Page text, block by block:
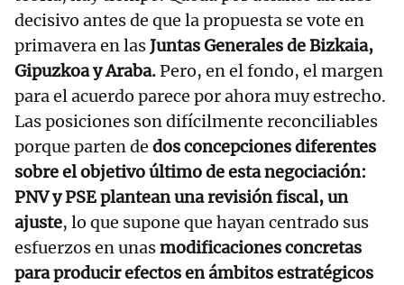
decisivo antes de que la propuesta se vote en
primavera en lasJuntas Generales de Bizkaia,
Gipuzkoa y Araba.Pero, en el fondo, el margen
para el acuerdo parece por ahora muy estrecho.
Las posiciones son difícilmente reconciliables
porque parten de dos concepciones diferentes
sobre el objetivo último de esta negociación:
PNV y PSE plantean una revisión fiscal, un
ajuste, lo que supone que hayan centrado sus
esfuerzos en unasmodificaciones concretas
para producir efectos en ámbitos estratégicos